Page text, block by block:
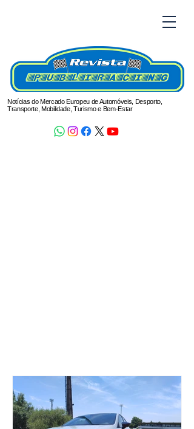
Notícias do Mercado Europeu de Automóveis, Desporto,
Transporte, Mobilidade, Turismo e Bem-Estar